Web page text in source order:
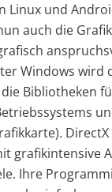
Linux und
auch die
Windows wird
Bibliotheken
grafikintensive
Ihre